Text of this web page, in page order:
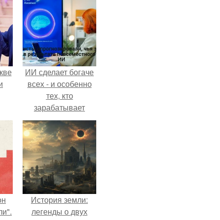
ИИ сделает богаче
всех - и особенно
тех, кто
зарабатывает
меньше всего.
История земли:
легенды о двух